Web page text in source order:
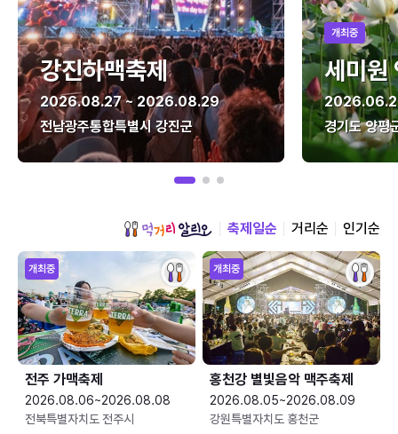
강진하맥축제
2026.08.27 ~ 2026.08.29
전남광주통합특별시 강진군
개최중
세미원
경기도 양평
축제일순 거리순 인기순
개최중
전주 가맥축제
2026.08.06~2026.08.08
전북특별자치도 전주시
개최중
홍천강 별빛음악 맥주축제
2026.08.05~2026.08.09
강원특별자치도 홍천군